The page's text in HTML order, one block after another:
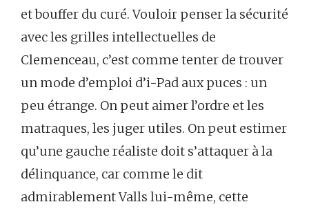
et bouffer du curé. Vouloir penser la sécurité
avec les grilles intellectuelles de
Clemenceau, c’est comme tenter de trouver
un mode d’emploi d’i-Pad aux puces : un
peu étrange. On peut aimer l’ordre et les
matraques, les juger utiles. On peut estimer
qu’une gauche réaliste doit s’attaquer à la
délinquance, car comme le dit
admirablement Valls lui-même, cette